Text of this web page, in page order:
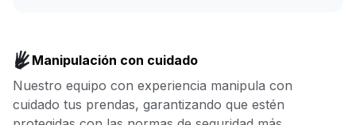
nosotros nos ocupamos de
todo.
Manipulación con cuidado
Nuestro equipo con experiencia manipula con
cuidado tus prendas, garantizando que estén